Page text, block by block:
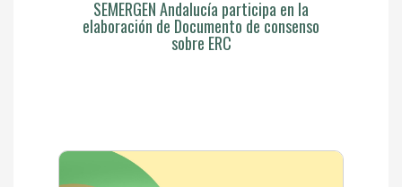
SEMERGEN Andalucía participa en la
elaboración de Documento de consenso
sobre ERC